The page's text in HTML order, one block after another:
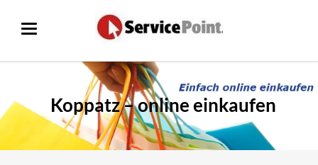
Koppatz – online einkaufen